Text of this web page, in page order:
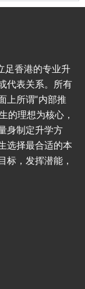
足香港的专业升
代表关系。所有
上所谓“内部推
的理想为核心，
身制定升学方
选择最合适的本
，发挥潜能，